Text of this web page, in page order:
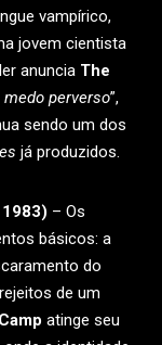
vampírico,
jovem cientista
anuncia The
perverso”,
sendo um dos
já produzidos.
– Os
básicos: a
do
de um
atinge seu